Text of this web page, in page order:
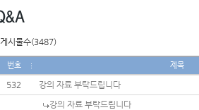
시물수(3487)
번호 제목
532 강의 자료 부탁드립니다
강의 자료 부탁드립니다